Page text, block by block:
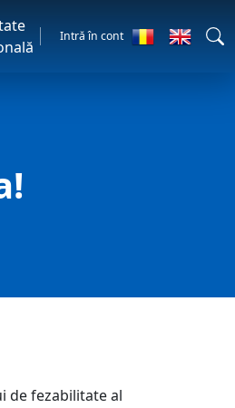
Intră în cont
de fezabilitate al